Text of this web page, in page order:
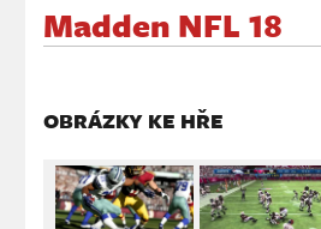
Madden NFL 18
OBRÁZKY KE HŘE